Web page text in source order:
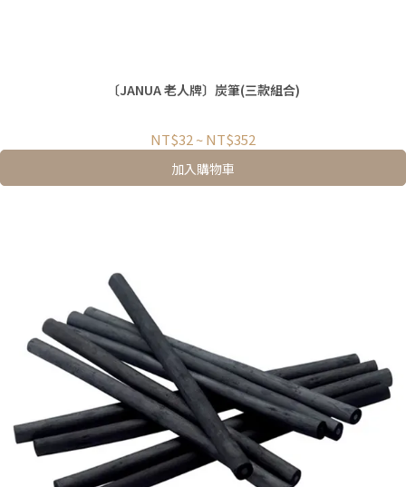
〔JANUA 老人牌〕炭筆(三款組合)
NT$32 ~NT$352
加入購物車